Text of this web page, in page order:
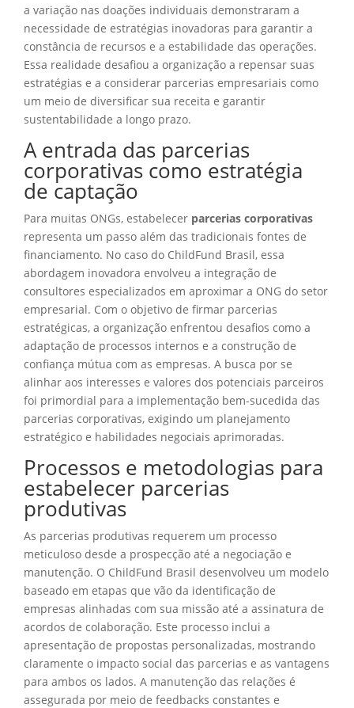
a variação nas doações individuais demonstraram a
necessidade de estratégias inovadoras para garantir a
constância de recursos e a estabilidade das operações.
Essa realidade desafiou a organização a repensar suas
estratégias e a considerar parcerias empresariais como
um meio de diversificar sua receita e garantir
sustentabilidade a longo prazo.
A entrada das parcerias
corporativas como estratégia
de captação
Para muitas ONGs, estabelecer parcerias corporativas
representa um passo além das tradicionais fontes de
financiamento. No caso do ChildFund Brasil, essa
abordagem inovadora envolveu a integração de
consultores especializados em aproximar a ONG do setor
empresarial. Com o objetivo de firmar parcerias
estratégicas, a organização enfrentou desafios como a
adaptação de processos internos e a construção de
confiança mútua com as empresas. A busca por se
alinhar aos interesses e valores dos potenciais parceiros
foi primordial para a implementação bem-sucedida das
parcerias corporativas, exigindo um planejamento
estratégico e habilidades negociais aprimoradas.
Processos e metodologias para
estabelecer parcerias
produtivas
As parcerias produtivas requerem um processo
meticuloso desde a prospecção até a negociação e
manutenção. O ChildFund Brasil desenvolveu um modelo
baseado em etapas que vão da identificação de
empresas alinhadas com sua missão até a assinatura de
acordos de colaboração. Este processo inclui a
apresentação de propostas personalizadas, mostrando
claramente o impacto social das parcerias e as vantagens
para ambos os lados. A manutenção das relações é
assegurada por meio de feedbacks constantes e